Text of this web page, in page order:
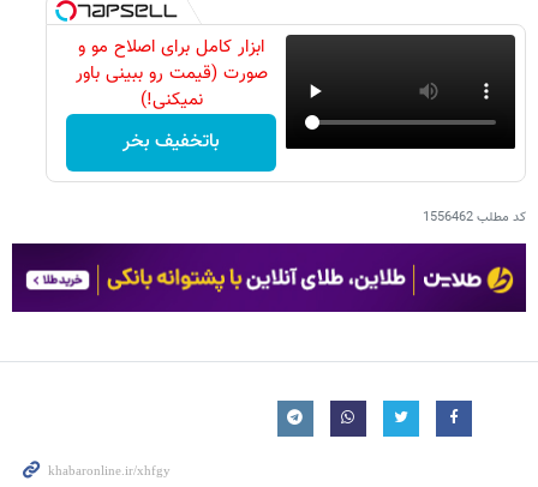
ابزار کامل برای اصلاح مو و
صورت (قیمت رو ببینی باور
نمیکنی!)
باتخفیف بخر
کد مطلب1556462